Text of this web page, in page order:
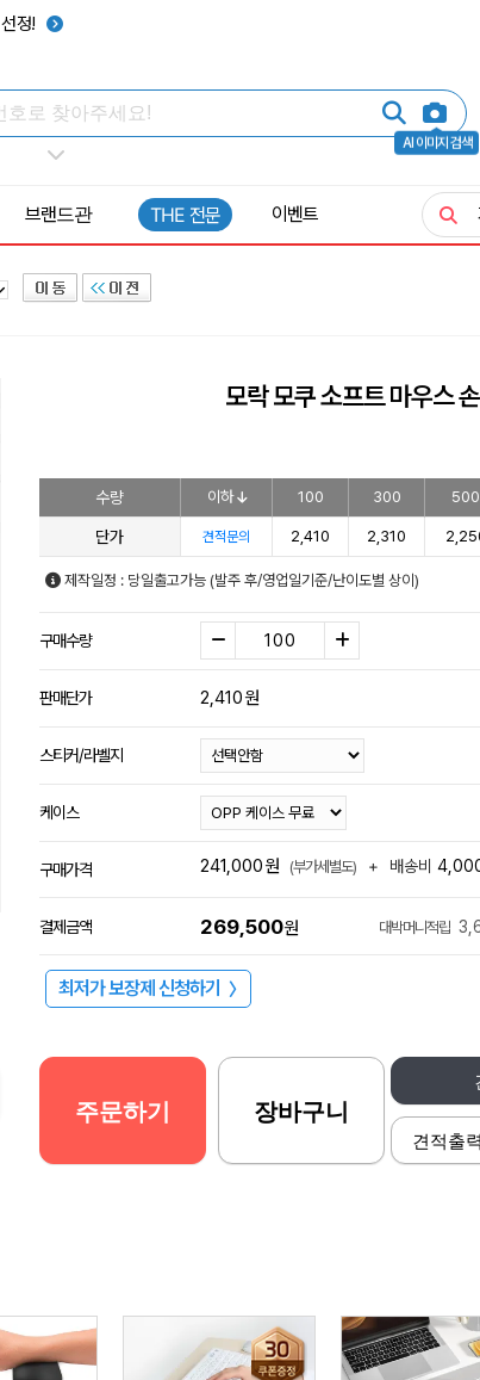
선정!
AI 이미지 검색
브랜드관 THE 전문 이벤트
모락 모쿠 소프트 마우스
수량 이하 100 300 500
단가 견적문의 2,410 2,310
제작일정 : 당일출고가능 (발주 후/영업일기준/난이도별 상이)
구매수량
판매단가 2,410원
스티커/라벨지
케이스
구매가격 241,000원 (부가세별도) + 배송비
결제금액 269,500원 대박머니적립
최저가 보장제 신청하기 〉
견적출력
주문하기 장바구니